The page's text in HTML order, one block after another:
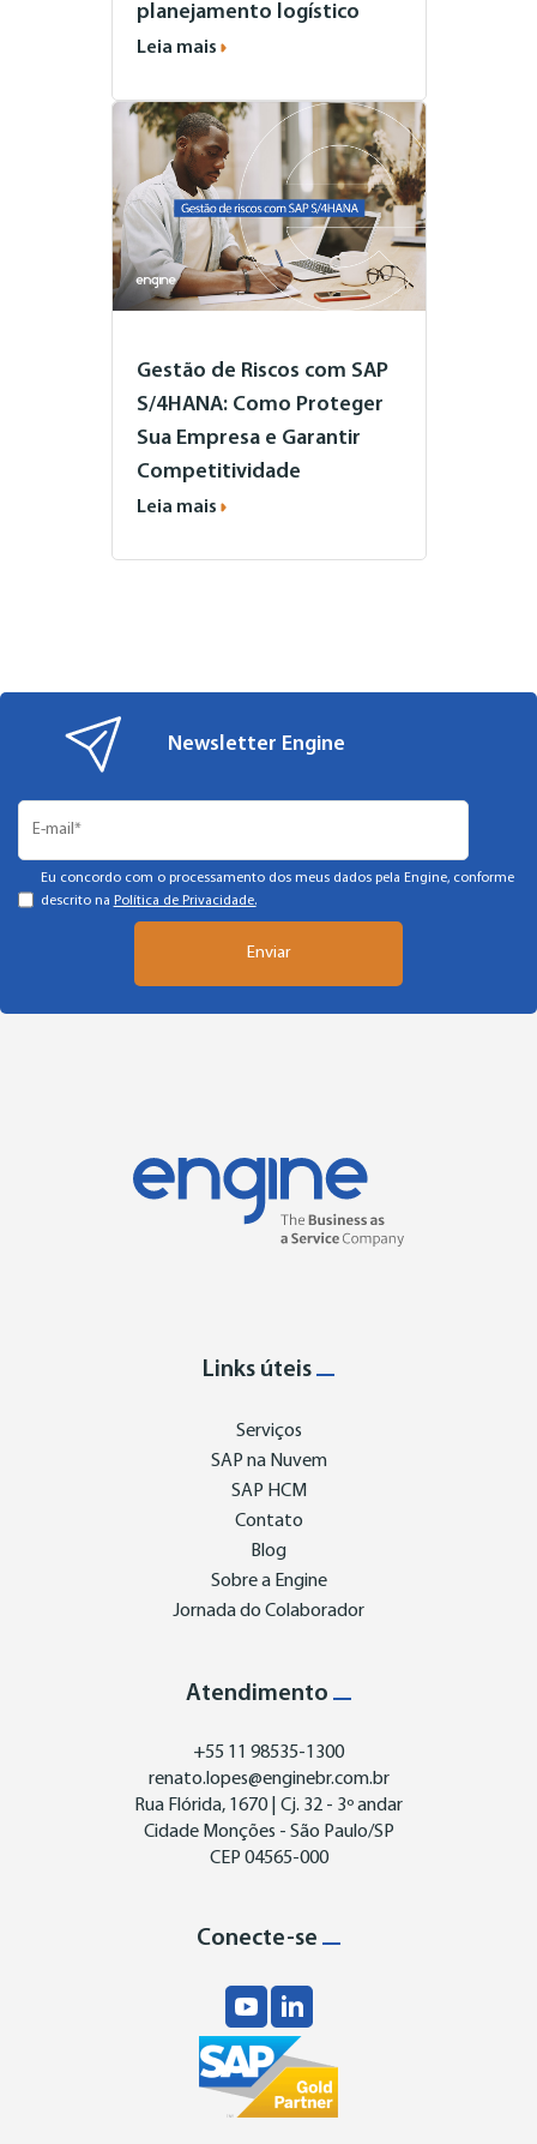
planejamento logístico
Leia mais
Gestão de Riscos com SAP
S/4HANA: Como Proteger
Sua Empresa e Garantir
Competitividade
Leia mais
Newsletter Engine
Eu concordo com o processamento dos meus dados pela Engine, conforme
descrito na Política de Privacidade.
Links úteis
Serviços
SAP na Nuvem
SAP HCM
Contato
Blog
Sobre a Engine
Jornada do Colaborador
Atendimento
+55 11 98535-1300
renato.lopes@enginebr.com.br
Rua Flórida, 1670 | Cj. 32 - 3º andar
Cidade Monções - São Paulo/SP
CEP 04565-000
Conecte-se